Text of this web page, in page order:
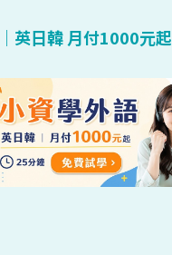
英日韓 月付1000元起